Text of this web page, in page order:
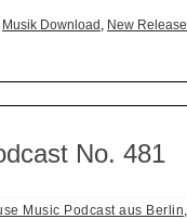
Musik Download, New Release
No. 481
Music Podcast aus Berlin